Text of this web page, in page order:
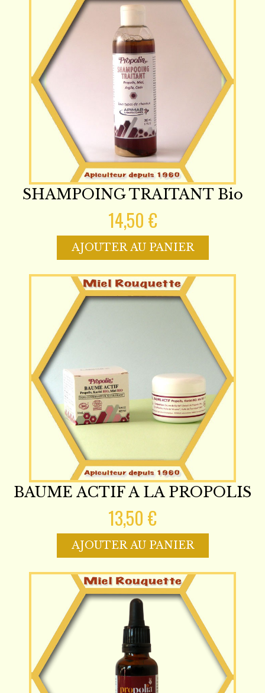
SHAMPOING TRAITANT Bio
14,50 €
AJOUTER AU PANIER
BAUME ACTIF A LA PROPOLIS
13,50 €
AJOUTER AU PANIER